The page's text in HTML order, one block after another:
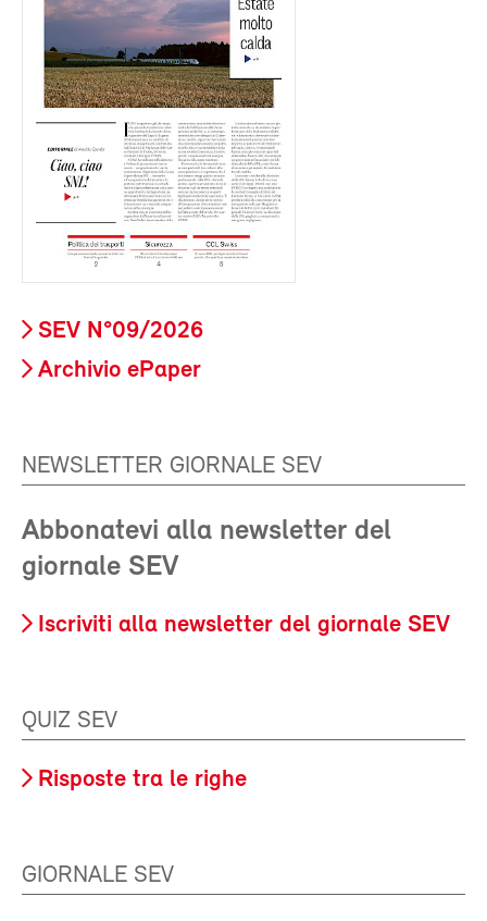
SEV N°09/2026
Archivio ePaper
NEWSLETTER GIORNALE SEV
Abbonatevi alla newsletter del
giornale SEV
Iscriviti alla newsletter del giornale SEV
QUIZ SEV
Risposte tra le righe
GIORNALE SEV